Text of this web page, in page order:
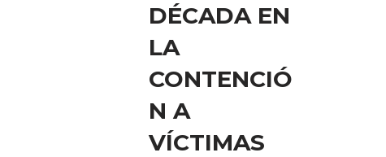
DÉCADA EN
LA
CONTENCIÓ
N A
VÍCTIMAS